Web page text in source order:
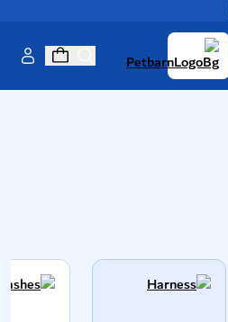
تبنّي ولمّ الشمل